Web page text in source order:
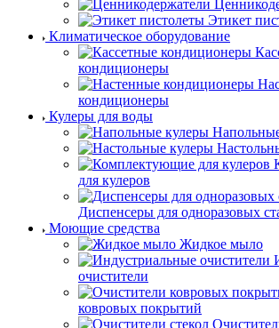
Этикет
Климатическое оборудование
кондиционеры
кондиционеры
Кулеры для воды
для кулеров
Диспенсеры для одноразовых
Моющие средства
Жидкое мыло
очистители
ковровых покрытий